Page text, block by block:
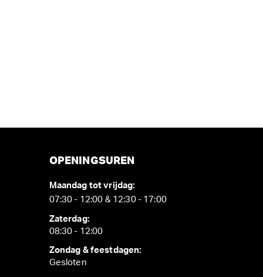
OPENINGSUREN
Maandag tot vrijdag:
07:30 - 12:00 & 12:30 - 17:00
Zaterdag:
08:30 - 12:00
Zondag & feestdagen:
Gesloten